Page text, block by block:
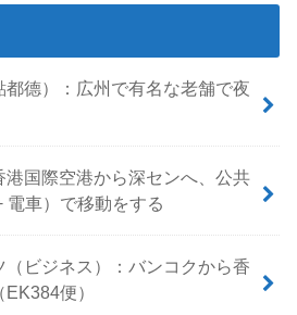
都德）：広州で有名な老舗で夜
港国際空港から深センへ、公共
電車）で移動をする
（ビジネス）：バンコクから香
便）